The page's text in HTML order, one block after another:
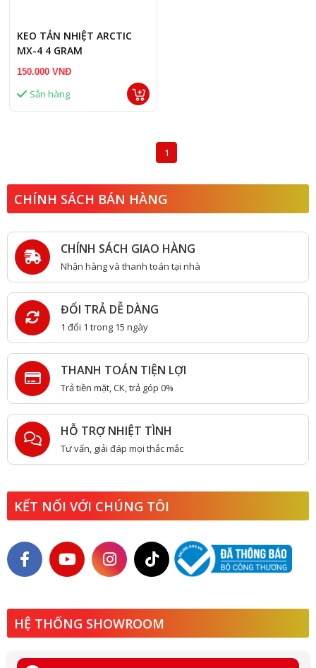
KEO TẢN NHIỆT ARCTIC
MX-4 4 GRAM
150.000 VNĐ
Sẵn hàng
1
CHÍNH SÁCH BÁN HÀNG
CHÍNH SÁCH GIAO HÀNG
Nhận hàng và thanh toán tại nhà
ĐỔI TRẢ DỄ DÀNG
1 đổi 1 trong 15 ngày
THANH TOÁN TIỆN LỢI
Trả tiền mặt, CK, trả góp 0%
HỖ TRỢ NHIỆT TÌNH
Tư vấn, giải đáp mọi thắc mắc
KẾT NỐI VỚI CHÚNG TÔI
HỆ THỐNG SHOWROOM